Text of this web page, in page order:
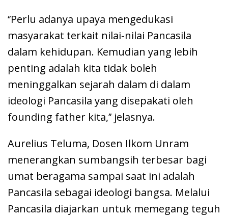
‘’Perlu adanya upaya mengedukasi
masyarakat terkait nilai-nilai Pancasila
dalam kehidupan. Kemudian yang lebih
penting adalah kita tidak boleh
meninggalkan sejarah dalam di dalam
ideologi Pancasila yang disepakati oleh
founding father kita,’’ jelasnya.
Aurelius Teluma, Dosen Ilkom Unram
menerangkan sumbangsih terbesar bagi
umat beragama sampai saat ini adalah
Pancasila sebagai ideologi bangsa. Melalui
Pancasila diajarkan untuk memegang teguh